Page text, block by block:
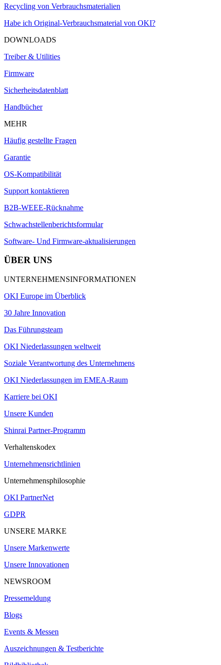
Recycling von Verbrauchsmaterialien
Habe ich Original-Verbrauchsmaterial von OKI?
DOWNLOADS
Treiber & Utilities
Firmware
Sicherheitsdatenblatt
Handbücher
MEHR
Häufig gestellte Fragen
Garantie
OS-Kompatibilität
Support kontaktieren
B2B-WEEE-Rücknahme
Schwachstellenberichtsformular
Software- Und Firmware-aktualisierungen
ÜBER UNS
UNTERNEHMENSINFORMATIONEN
OKI Europe im Überblick
30 Jahre Innovation
Das Führungsteam
OKI Niederlassungen weltweit
Soziale Verantwortung des Unternehmens
OKI Niederlassungen im EMEA-Raum
Karriere bei OKI
Unsere Kunden
Shinrai Partner-Programm
Verhaltenskodex
Unternehmensrichtlinien
Unternehmensphilosophie
OKI PartnerNet
GDPR
UNSERE MARKE
Unsere Markenwerte
Unsere Innovationen
NEWSROOM
Pressemeldung
Blogs
Events & Messen
Auszeichnungen & Testberichte